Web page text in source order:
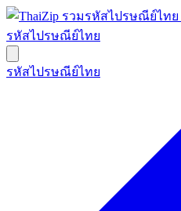
รหัสไปรษณีย์ไทย
รหัสไปรษณีย์ไทย